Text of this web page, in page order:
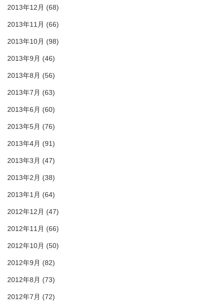
2013年12月 (68)
2013年11月 (66)
2013年10月 (98)
2013年9月 (46)
2013年8月 (56)
2013年7月 (63)
2013年6月 (60)
2013年5月 (76)
2013年4月 (91)
2013年3月 (47)
2013年2月 (38)
2013年1月 (64)
2012年12月 (47)
2012年11月 (66)
2012年10月 (50)
2012年9月 (82)
2012年8月 (73)
2012年7月 (72)